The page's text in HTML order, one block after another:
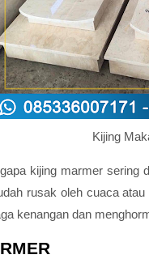
Kijing
kijing marmer sering
rusak oleh cuaca
kenangan dan